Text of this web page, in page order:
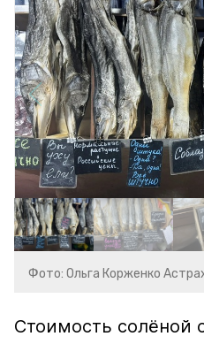
Фото: Ольга Корженко
Стоимость солёной